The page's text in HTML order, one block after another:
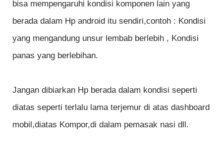
bisa mempengaruhi kondisi komponen lain yang
berada dalam Hp android itu sendiri,contoh : Kondisi
yang mengandung unsur lembab berlebih , Kondisi
panas yang berlebihan.
Jangan dibiarkan Hp berada dalam kondisi seperti
diatas seperti terlalu lama terjemur di atas dashboard
mobil,diatas Kompor,di dalam pemasak nasi dll.